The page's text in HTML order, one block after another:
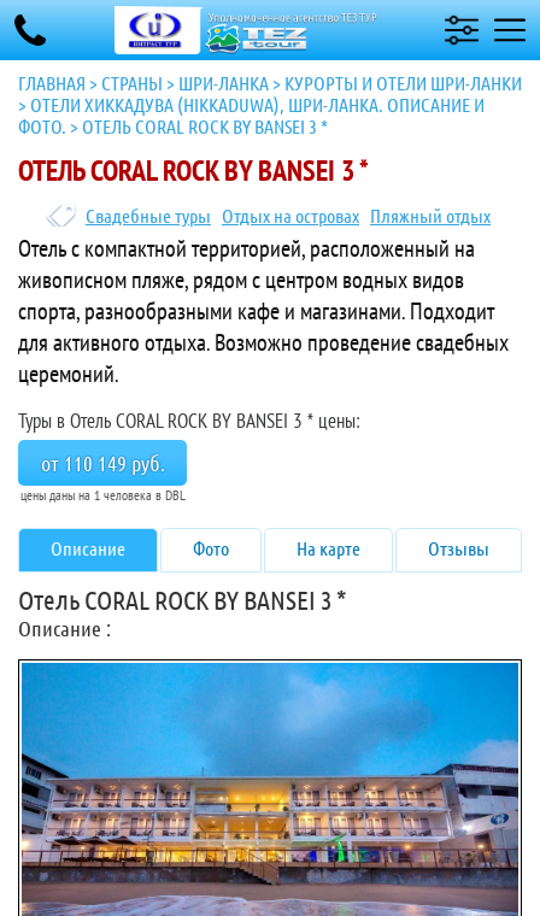
ГЛАВНАЯ >СТРАНЫ > ШРИ-ЛАНКА > КУРОРТЫ И ОТЕЛИ ШРИ-ЛАНКИ
> ОТЕЛИ ХИККАДУВА (HIKKADUWA), ШРИ-ЛАНКА. ОПИСАНИЕ И
ФОТО. > ОТЕЛЬ CORAL ROCK BY BANSEI 3 *
ОТЕЛЬ CORAL ROCK BY BANSEI 3 *
Свадебные туры Отдых на островах Пляжный отдых
Отель с компактной территорией, расположенный на
живописном пляже, рядом с центром водных видов
спорта, разнообразными кафе и магазинами. Подходит
для активного отдыха. Возможно проведение свадебных
церемоний.
Туры в Отель CORAL ROCK BY BANSEI 3 * цены:
от 110 149 руб.
цены даны на 1 человека в DBL
Описание Фото На карте Отзывы
Отель CORAL ROCK BY BANSEI 3 *
Описание :